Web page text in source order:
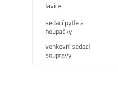
lavice
sedací pytle a
houpačky
venkovní sedací
soupravy